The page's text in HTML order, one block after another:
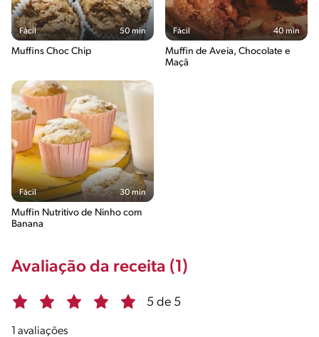
Fácil 50 min
Muffins Choc Chip
Fácil 40 min
Muffin de Aveia, Chocolate e
Maçã
Fácil 30 min
Muffin Nutritivo de Ninho com
Banana
Avaliação da receita (1)
5 de 5
1 avaliações